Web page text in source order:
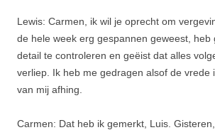
Lewis: Carmen, ik wil je oprecht om
de hele week erg gespannen geweest, heb
detail te controleren en geëist dat alles
verliep. Ik heb me gedragen alsof de vrede
van mij afhing.
Carmen: Dat heb ik gemerkt, Luis.